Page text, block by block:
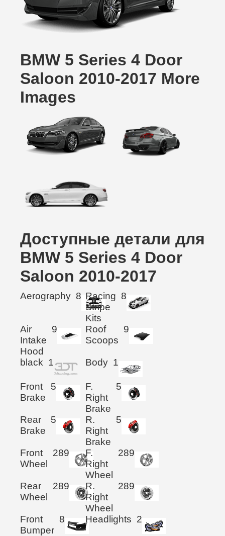
BMW 5 Series 4 Door
Saloon 2010-2017 More
Images
Доступные детали для
BMW 5 Series 4 Door
Saloon 2010-2017
Aerography 8 Racing
Stripe
Kits
8
Air
Intake
Hood
9
Roof
Scoops
9
black 1 Body 1
Front
Brake
5
F.
Right
Brake
5
Rear
Brake
5
R.
Right
Brake
5
Front
Wheel
289
F.
Right
Wheel
289
Rear
Wheel
289
R.
Right
Wheel
289
Front
Bumper
8 Headlights 2